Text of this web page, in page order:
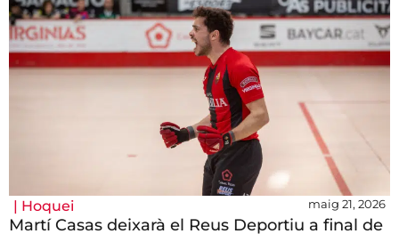
| Hoquei maig 21, 2026
Martí Casas deixarà el Reus Deportiu a final de